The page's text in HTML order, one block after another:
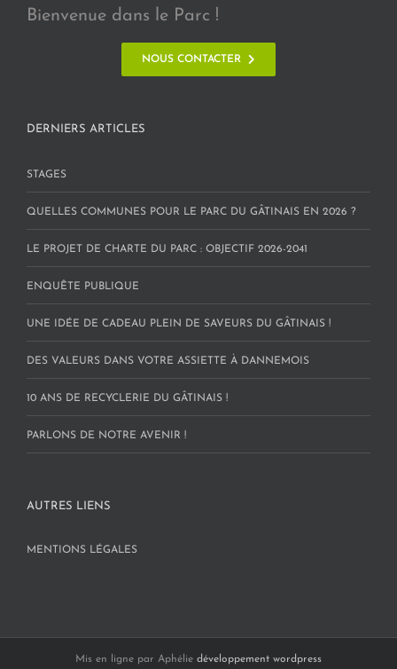
Bienvenue dans le Parc !
NOUS CONTACTER
DERNIERS ARTICLES
STAGES
QUELLES COMMUNES POUR LE PARC DU GÂTINAIS EN 2026 ?
LE PROJET DE CHARTE DU PARC : OBJECTIF 2026-2041
ENQUÊTE PUBLIQUE
UNE IDÉE DE CADEAU PLEIN DE SAVEURS DU GÂTINAIS !
DES VALEURS DANS VOTRE ASSIETTE À DANNEMOIS
10 ANS DE RECYCLERIE DU GÂTINAIS !
PARLONS DE NOTRE AVENIR !
AUTRES LIENS
MENTIONS LÉGALES
Mis en ligne par Aphélie développement wordpress